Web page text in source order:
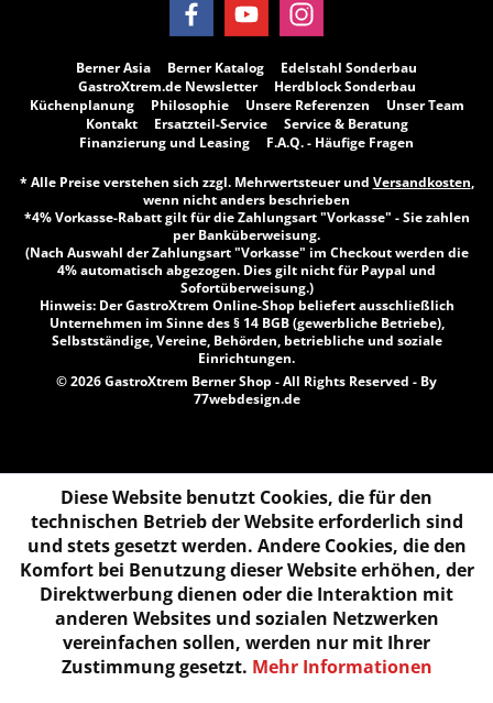
Berner Asia Berner Katalog
Edelstahl Sonderbau
GastroXtrem.de Newsletter
Herdblock Sonderbau
Küchenplanung
Philosophie Unsere Referenzen
Unser Team
Kontakt
Ersatzteil-Service
Service & Beratung
Finanzierung und Leasing
F.A.Q. - Häufige Fragen
* Alle Preise verstehen sich zzgl. Mehrwertsteuer und Versandkosten,
wenn nicht anders beschrieben
*4% Vorkasse-Rabatt gilt für die Zahlungsart "Vorkasse" - Sie zahlen
per Banküberweisung.
(Nach Auswahl der Zahlungsart "Vorkasse" im Checkout werden die
4% automatisch abgezogen. Dies gilt nicht für Paypal und
Sofortüberweisung.)
Hinweis: Der GastroXtrem Online-Shop beliefert ausschließlich
Unternehmen im Sinne des § 14 BGB (gewerbliche Betriebe),
Selbstständige, Vereine, Behörden, betriebliche und soziale
Einrichtungen.
© 2026 GastroXtrem Berner Shop - All Rights Reserved - By
77webdesign.de
Diese Website benutzt Cookies, die für den
technischen Betrieb der Website erforderlich sind
und stets gesetzt werden. Andere Cookies, die den
Komfort bei Benutzung dieser Website erhöhen, der
Direktwerbung dienen oder die Interaktion mit
anderen Websites und sozialen Netzwerken
vereinfachen sollen, werden nur mit Ihrer
Zustimmung gesetzt. Mehr Informationen